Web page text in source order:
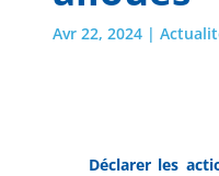
Avr 22, 2024|
Déclarer les